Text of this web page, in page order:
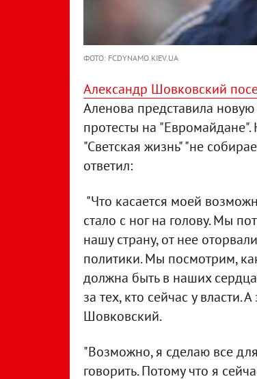
ФОТО: FCDYNAMO.KIEV.UA
Александр Шовковский
Аленова представила
протесты на
"Светская жизнь" "не
ответил:
"Что касается моей
стало с ног на голову. Мы
нашу страну, от нее
политики. Мы посмотрим,
должна быть в наших
за тех, кто сейчас у власти.
Шовковский.
"Возможно, я сделаю все
говорить. Потому что я